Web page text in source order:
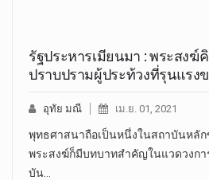
รัฐประหารเมียนมา : พระสงฆ์
ปราบปรามผู้ประท้วงที่รุนแรง
อุทัย มณี เม.ย. 01, 2021
พุทธศาสนาถือเป็นหนึ่งในสถาบันหลัก
พระสงฆ์ก็มีบทบาทสำคัญในแวดวงกา
บัน…